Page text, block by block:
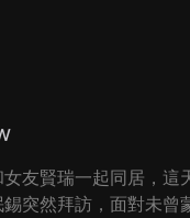
友賢瑞一起同居，這
突然拜訪，面對未曾